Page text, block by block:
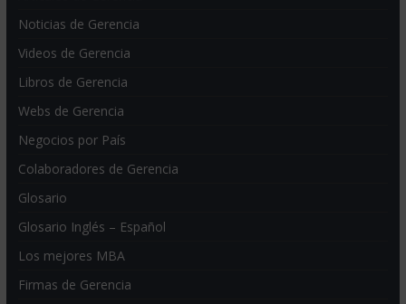
Noticias de Gerencia
Videos de Gerencia
Libros de Gerencia
Webs de Gerencia
Negocios por País
Colaboradores de Gerencia
Glosario
Glosario Inglés – Español
Los mejores MBA
Firmas de Gerencia